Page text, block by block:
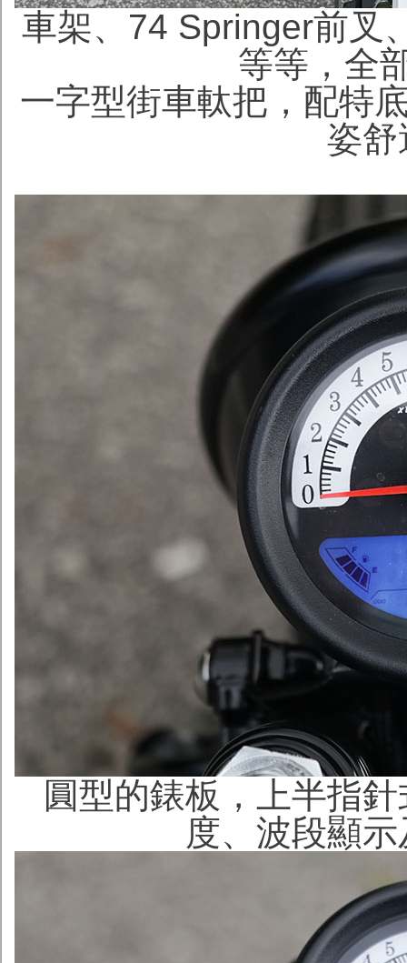
車架、 74 Springer前叉
等等，全
一字型街車軚把，配特
姿舒
圓型的錶板，上半指
度、波段顯